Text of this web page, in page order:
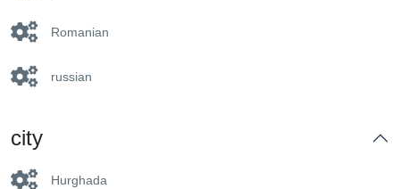
Romanian
russian
city
Hurghada